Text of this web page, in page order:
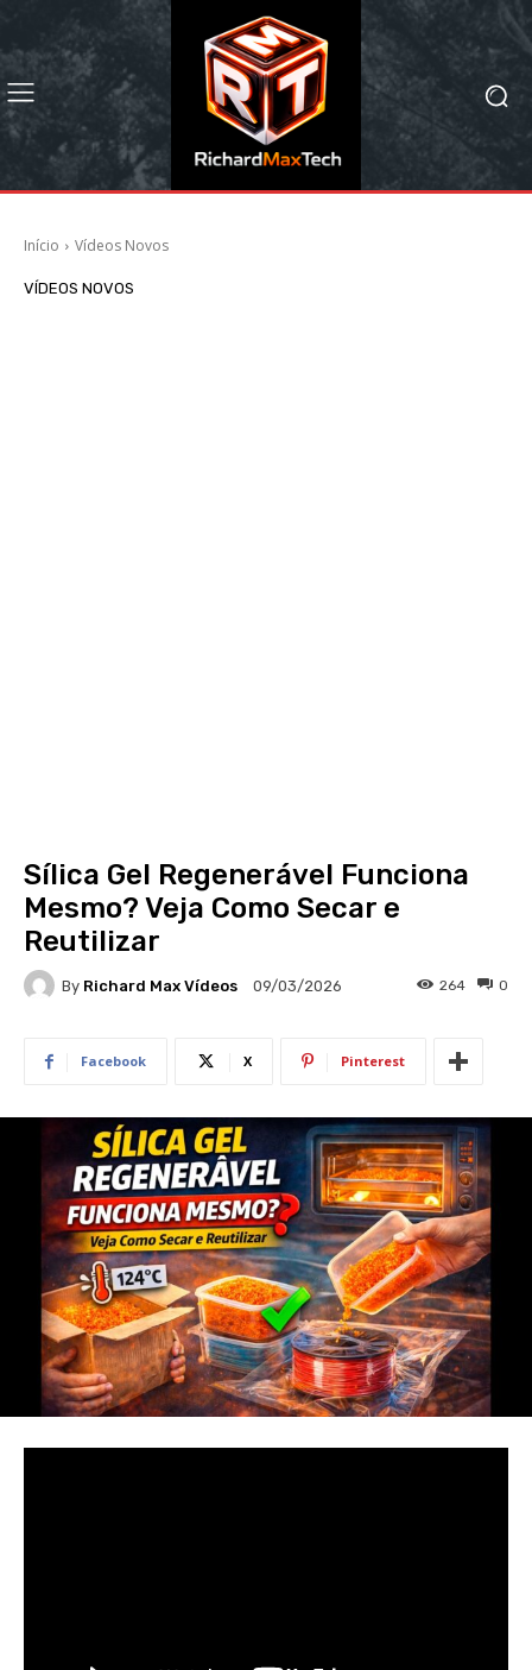
Início Vídeos Novos
VÍDEOS NOVOS
Sílica Gel Regenerável Funciona
Mesmo? Veja Como Secar e
Reutilizar
By Richard Max Vídeos 09/03/2026 0
264
Facebook X Pinterest